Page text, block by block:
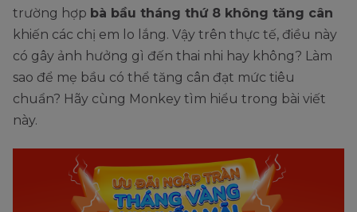
trường hợp bà bầu tháng thứ 8 không tăng cân
khiến các chị em lo lắng. Vậy trên thực tế, điều này
có gây ảnh hưởng gì đến thai nhi hay không? Làm
sao để mẹ bầu có thể tăng cân đạt mức tiêu
chuẩn? Hãy cùng Monkey tìm hiểu trong bài viết
này.